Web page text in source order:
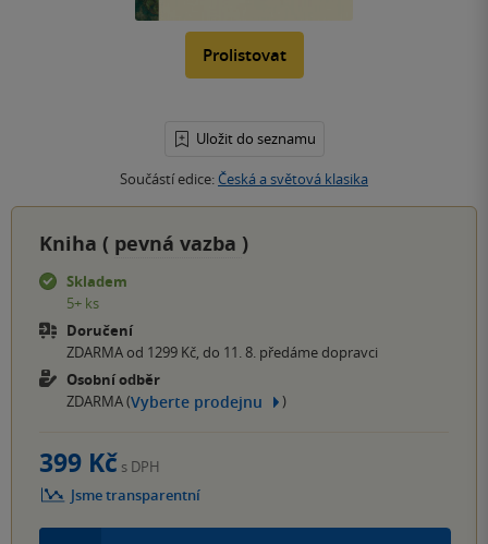
Prolistovat
Uložit do seznamu
Součástí edice: Česká a světová klasika
Kniha ( pevná vazba )
Skladem
5+ ks
Doručení
ZDARMA od 1299 Kč, do 11. 8. předáme dopravci
Osobní odběr
ZDARMA (Vyberte prodejnu )
399 Kč s DPH
Jsme transparentní